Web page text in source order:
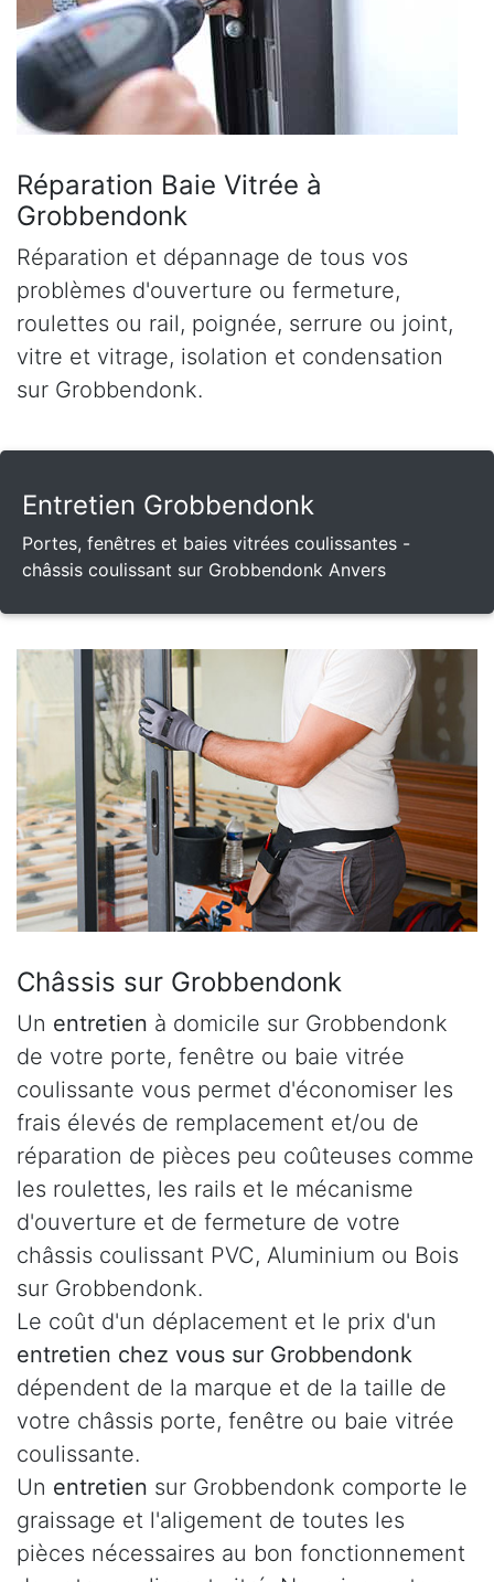
Réparation Baie Vitrée à
Grobbendonk
Réparation et dépannage de tous vos
problèmes d'ouverture ou fermeture,
roulettes ou rail, poignée, serrure ou joint,
vitre et vitrage, isolation et condensation
sur Grobbendonk.
Entretien Grobbendonk
Portes, fenêtres et baies vitrées coulissantes -
châssis coulissant sur Grobbendonk Anvers
Châssis sur Grobbendonk
Un entretien à domicile sur Grobbendonk
de votre porte, fenêtre ou baie vitrée
coulissante vous permet d'économiser les
frais élevés de remplacement et/ou de
réparation de pièces peu coûteuses comme
les roulettes, les rails et le mécanisme
d'ouverture et de fermeture de votre
châssis coulissant PVC, Aluminium ou Bois
sur Grobbendonk.
Le coût d'un déplacement et le prix d'un
entretien chez vous sur Grobbendonk
dépendent de la marque et de la taille de
votre châssis porte, fenêtre ou baie vitrée
coulissante.
Un entretien sur Grobbendonk comporte le
graissage et l'aligement de toutes les
pièces nécessaires au bon fonctionnement